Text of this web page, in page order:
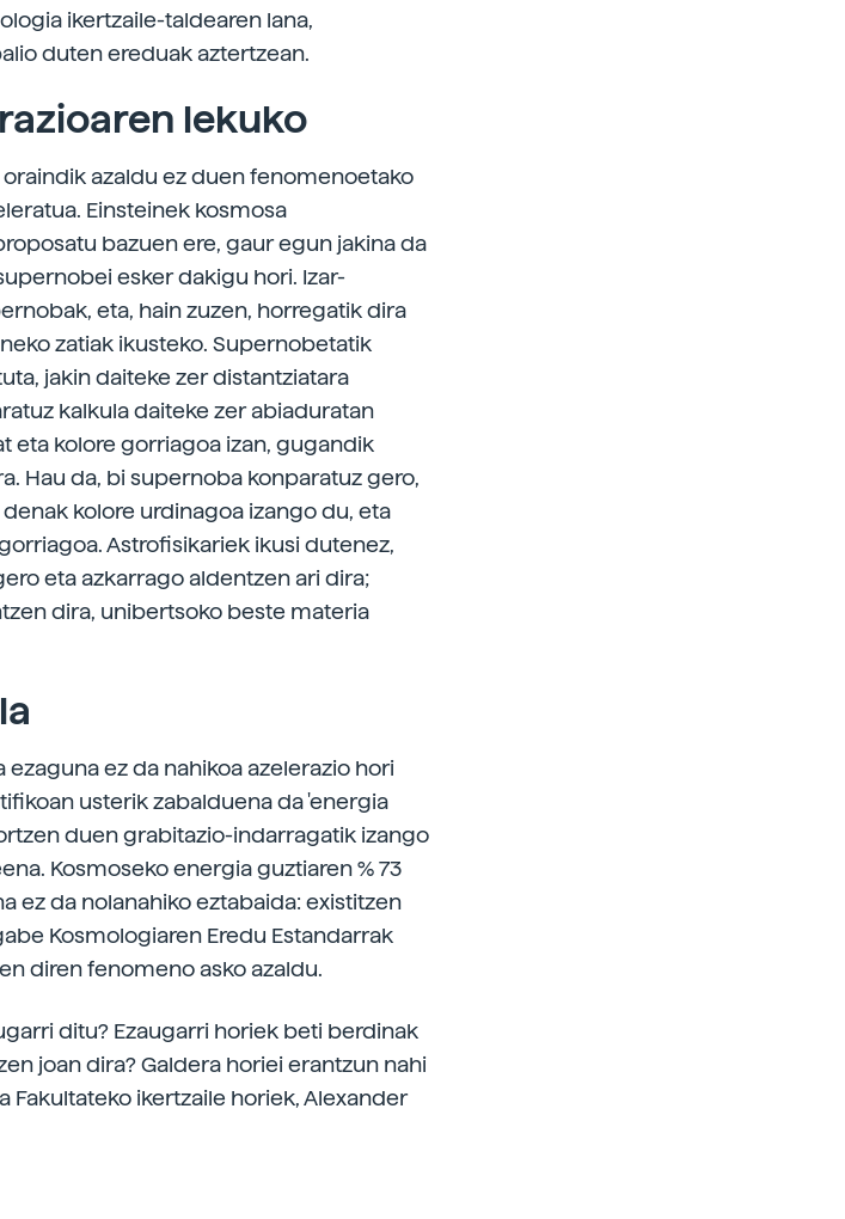
ikertzaile-taldearen lana,
duten ereduak aztertzean.
lekuko
azaldu ez duen fenomenoetako
Einsteinek kosmosa
bazuen ere, gaur egun jakina da
esker dakigu hori. Izar-
eta, hain zuzen, horregatik dira
zatiak ikusteko. Supernobetatik
jakin daiteke zer distantziatara
kalkula daiteke zer abiaduratan
eta kolore gorriagoa izan, gugandik
Hau da, bi supernoba konparatuz gero,
kolore urdinagoa izango du, eta
Astrofisikariek ikusi dutenez,
eta azkarrago aldentzen ari dira;
dira, unibertsoko beste materia
ez da nahikoa azelerazio hori
usterik zabalduena da 'energia
duen grabitazio-indarragatik izango
Kosmoseko energia guztiaren % 73
ez da nolanahiko eztabaida: existitzen
Kosmologiaren Eredu Estandarrak
diren fenomeno asko azaldu.
ditu? Ezaugarri horiek beti berdinak
joan dira? Galdera horiei erantzun nahi
Fakultateko ikertzaile horiek, Alexander